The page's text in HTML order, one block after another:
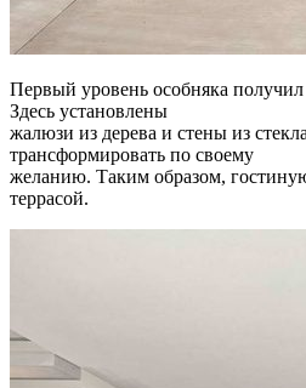
Первый уровень особняка
Здесь установлены
жалюзи из дерева и стены из
трансформировать по своему
желанию. Таким образом,
террасой.